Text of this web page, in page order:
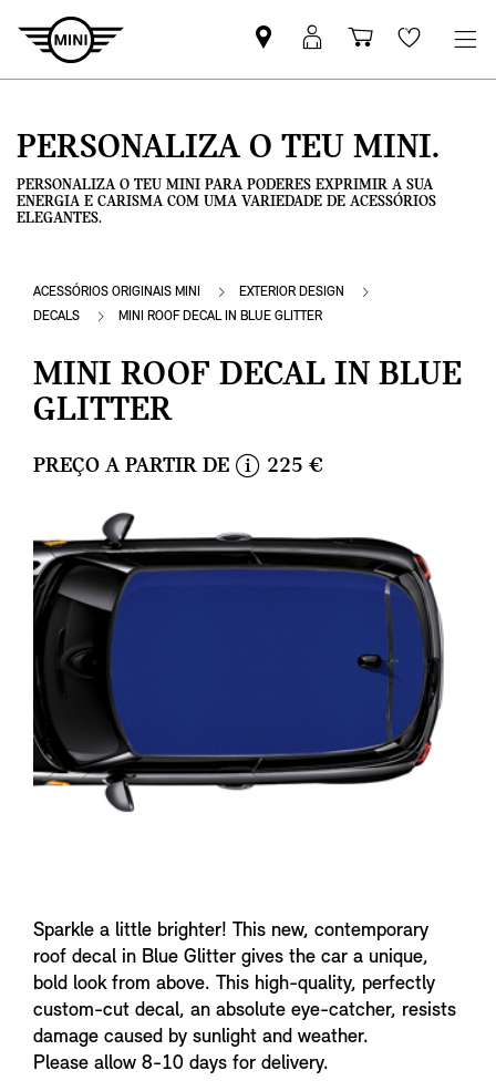
Pesquisar
parceiro
Iniciar
sessão
Carrinho
de
Wishlist
PERSONALIZA O TEU MINI.
PERSONALIZA O TEU MINI PARA PODERES EXPRIMIR A SUA
ENERGIA E CARISMA COM UMA VARIEDADE DE ACESSÓRIOS
ELEGANTES.
ACESSÓRIOS ORIGINAIS MINI
EXTERIOR DESIGN
DECALS
MINI ROOF DECAL IN BLUE GLITTER
MINI ROOF DECAL IN BLUE
GLITTER
PREÇO A PARTIR DE
f
o
225 €
Sparkle a little brighter! This new, contemporary
roof decal in Blue Glitter gives the car a unique,
bold look from above. This high-quality, perfectly
custom-cut decal, an absolute eye-catcher, resists
damage caused by sunlight and weather.
Please allow 8-10 days for delivery.